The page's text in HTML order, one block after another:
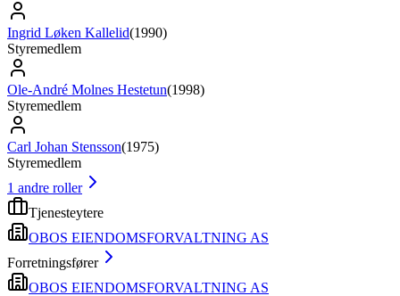
Ingrid Løken Kallelid(1990)
Styremedlem
Ole-André Molnes Hestetun(1998)
Styremedlem
Carl Johan Stensson(1975)
Styremedlem
1 andre roller
Tjenesteytere
OBOS EIENDOMSFORVALTNING AS
Forretningsfører
OBOS EIENDOMSFORVALTNING AS